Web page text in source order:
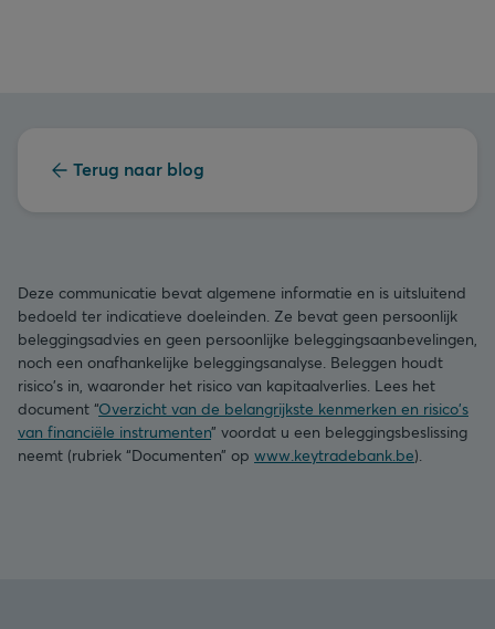
Terug naar blog
Deze communicatie bevat algemene informatie en is uitsluitend
bedoeld ter indicatieve doeleinden. Ze bevat geen persoonlijk
beleggingsadvies en geen persoonlijke beleggingsaanbevelingen,
noch een onafhankelijke beleggingsanalyse. Beleggen houdt
risico's in, waaronder het risico van kapitaalverlies. Lees het
document “Overzicht van de belangrijkste kenmerken en risico's
van financiële instrumenten” voordat u een beleggingsbeslissing
neemt (rubriek “Documenten” op www.keytradebank.be).